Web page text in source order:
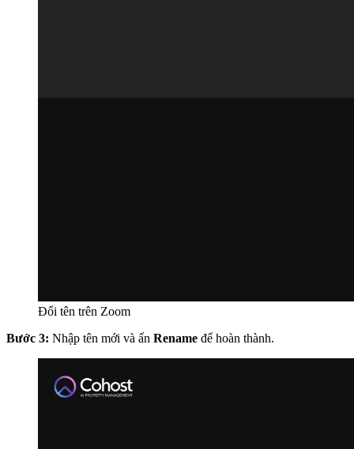
Đổi tên trên Zoom
Bước 3: Nhập tên mới và ấn Rename để hoàn thành.